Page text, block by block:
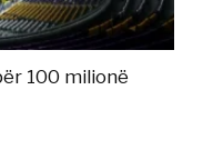
100 milionë